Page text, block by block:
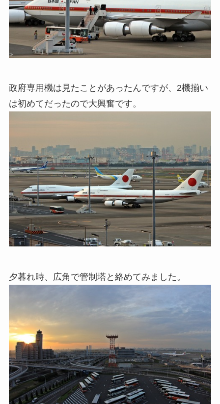
政府専用機は見たことがあったんですが、2機揃い
は初めてだったので大興奮です。
夕暮れ時、広角で管制塔と絡めてみました。